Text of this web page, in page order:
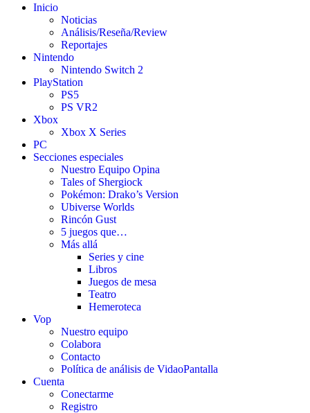
Inicio
Noticias
Análisis/Reseña/Review
Reportajes
Nintendo
Nintendo Switch 2
PlayStation
PS5
PS VR2
Xbox
Xbox X Series
PC
Secciones especiales
Nuestro Equipo Opina
Tales of Shergiock
Pokémon: Drako’s Version
Ubiverse Worlds
Rincón Gust
5 juegos que…
Más allá
Series y cine
Libros
Juegos de mesa
Teatro
Hemeroteca
Vop
Nuestro equipo
Colabora
Contacto
Política de análisis de VidaoPantalla
Cuenta
Conectarme
Registro